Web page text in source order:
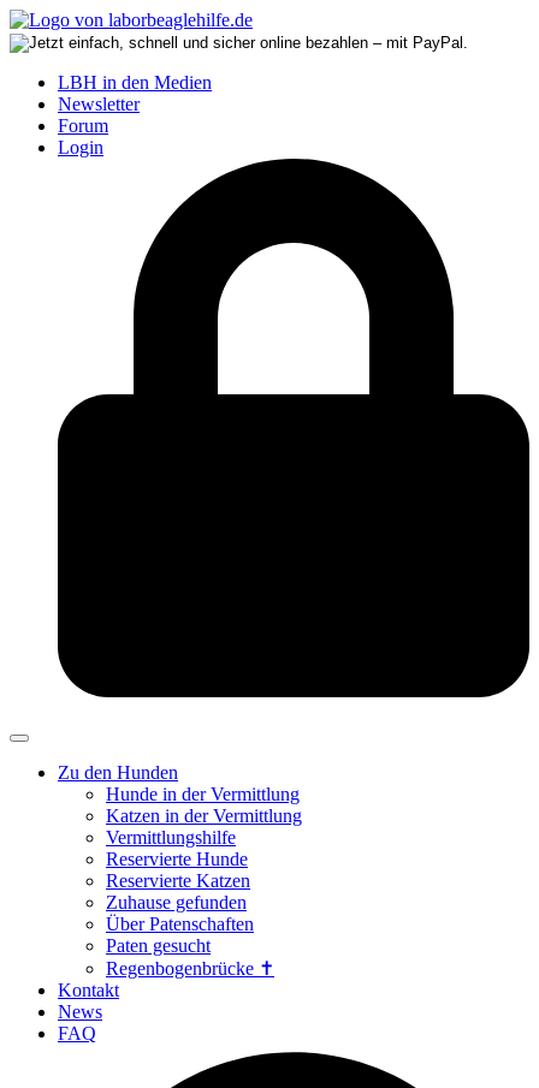
LBH in den Medien
Newsletter
Forum
Login
Zu den Hunden
Hunde in der Vermittlung
Katzen in der Vermittlung
Vermittlungshilfe
Reservierte Hunde
Reservierte Katzen
Zuhause gefunden
Über Patenschaften
Paten gesucht
Regenbogenbrücke ✝
Kontakt
News
FAQ